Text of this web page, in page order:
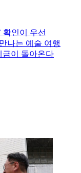
확인이 우선
나는 예술 여행
금이 돌아온다